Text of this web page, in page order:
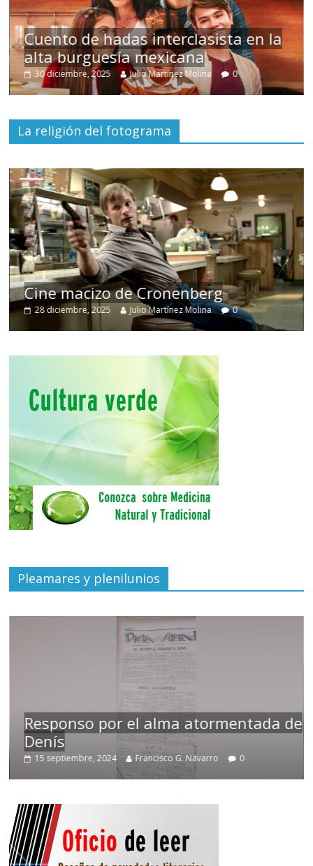
Cuento de hadas interclasista en la
alta burguesía mexicana
30 diciembre, 2025 Julio Martínez Molina 0
La religión del fotograma
Cine macizo de Cronenberg
28 diciembre, 2025 Julio Martínez Molina 0
Pleamares y plenilunios
Responso por el alma atormentada de
Denís
15 septiembre, 2024 Francisco G. Navarro 0